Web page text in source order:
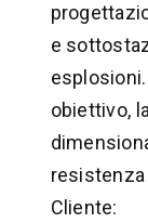
e
obiettivo,
Cliente: